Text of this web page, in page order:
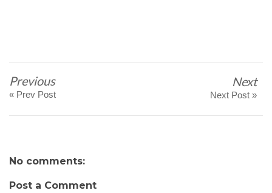
Previous
« Prev Post
Next
Next Post »
No comments:
Post a Comment